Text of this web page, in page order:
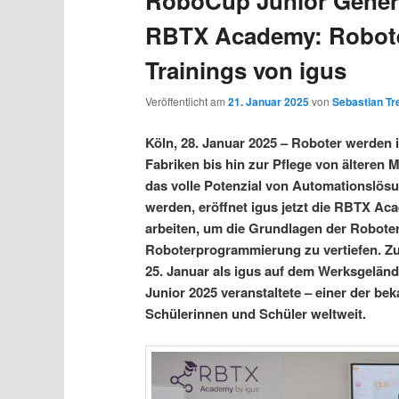
RBTX Academy:
Trainings von igus
Veröffentlicht am21. Januar 2025vonSebastian
Köln, 28. Januar 2025 – Roboter
Fabriken bis hin zur Pflege von älteren
das volle Potenzial von
werden, eröffnet igus jetzt die RBTX
arbeiten, um die Grundlagen der
Roboterprogrammierung zu vertiefen.
25. Januar als igus auf dem
Junior 2025 veranstaltete – einer der
Schülerinnen und Schüler weltweit.